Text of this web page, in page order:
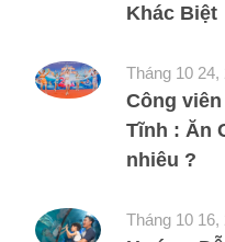
Khác Biệt
Tháng 10 24,
Công
Tĩnh : Ăn
nhiêu ?
Tháng 10 16,